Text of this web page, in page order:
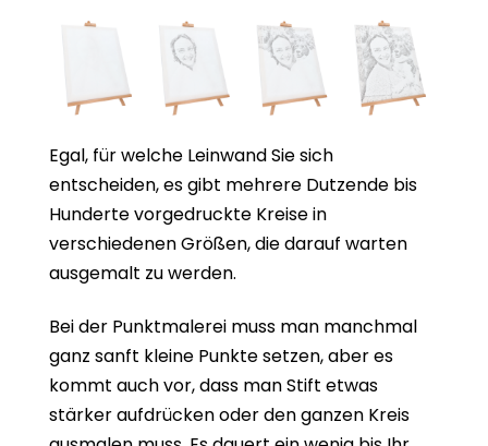
Egal, für welche Leinwand Sie sich
entscheiden, es gibt mehrere Dutzende bis
Hunderte vorgedruckte Kreise in
verschiedenen Größen, die darauf warten
ausgemalt zu werden.
Bei der Punktmalerei muss man manchmal
ganz sanft kleine Punkte setzen, aber es
kommt auch vor, dass man Stift etwas
stärker aufdrücken oder den ganzen Kreis